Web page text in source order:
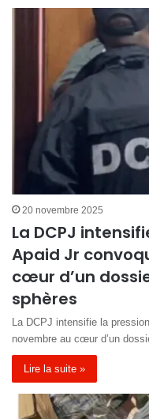
20 novembre 2025
La DCPJ
Apaid Jr
cœur d’un
sphères
La DCPJ intensifie la
novembre au cœur d’un
Lire la suite »